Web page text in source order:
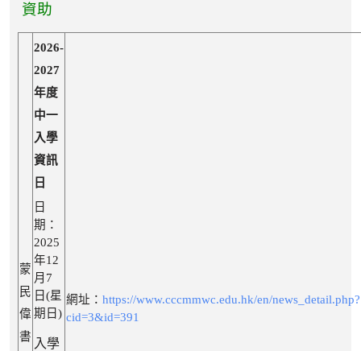
資助
蒙
民
偉
書
2026-
2027
年度
中一
入學
資訊
日
日
期：
2025
年12
月7
日(星
期日)
入學
網址： https://www.cccmmwc.edu.hk/en/news_detail.php?
cid=3&id=391